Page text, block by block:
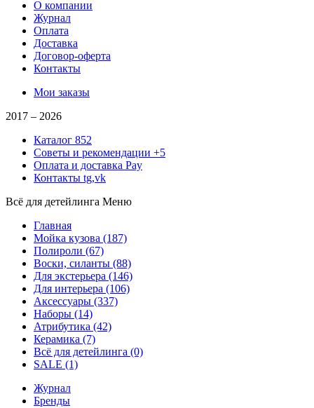
О компании
Журнал
Оплата
Доставка
Договор-оферта
Контакты
Мои заказы
2017 – 2026
Каталог 852
Советы и рекомендации +5
Оплата и доставка Pay
Контакты tg,vk
Всё для детейлинга Меню
Главная
Мойка кузова (187)
Полироли (67)
Воски, силанты (88)
Для экстерьера (146)
Для интерьера (106)
Аксессуары (337)
Наборы (14)
Атрибутика (42)
Керамика (7)
Всё для детейлинга (0)
SALE (1)
Журнал
Бренды